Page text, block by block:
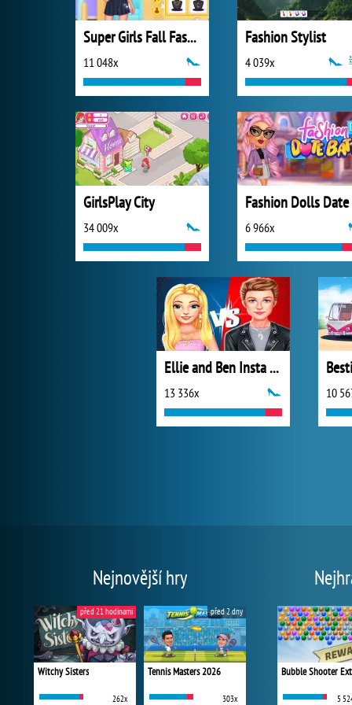
Super Girls Fall Fashion Trends
11 048x
Fashion Stylist
4 039x
GirlsPlay City
34 009x 6 966x
Ellie and Ben Insta Fashion
13 336x 10
Nejnovější hry
Witchy Sisters
262x
před 21 hodinami
Tennis Masters 2026
303x
před 2 dny
Bubble Shooter
5